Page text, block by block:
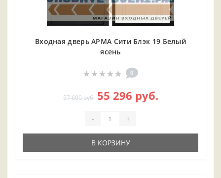
Входная дверь АРМА Сити Блэк 19 Белый
ясень
0
57 600 руб. 55 296 руб.
- +
В КОРЗИНУ